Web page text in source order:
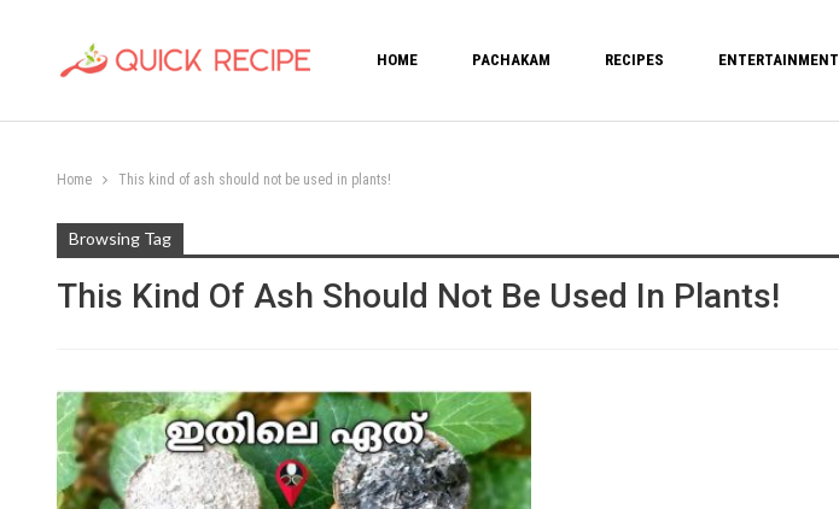
HOME PACHAKAM RECIPES ENTERTAINMENT
Home This kind of ash should not be used in plants!
Browsing Tag
This Kind Of Ash Should Not Be Used In Plants!